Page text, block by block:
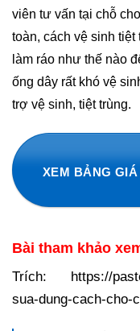
viên tư vấn tại chỗ
toàn, cách vệ sinh
làm ráo như thế nào
ống dây rất khó vệ
trợ vệ sinh, tiệt trùng.
XEM BẢNG
Bài tham khảo
Trích: https://
sua-dung-cach-cho-